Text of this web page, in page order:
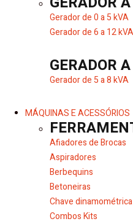
Gerador de 0 a 5 kVA
Gerador de 6 a 12 kVA
GERADOR
Gerador de 5 a 8 kVA
MÁQUINAS E ACESSÓRIOS
Afiadores de Brocas
Aspiradores
Berbequins
Betoneiras
Chave dinamométrica
Combos Kits